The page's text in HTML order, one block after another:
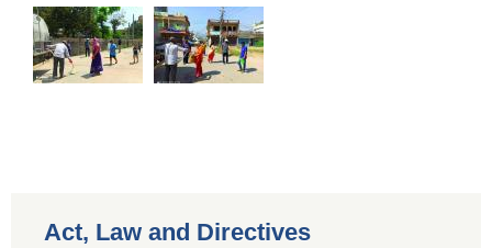
Act, Law and Directives